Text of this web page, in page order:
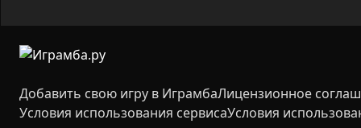
Добавить свою игру в ИграмбаЛицензионное
Условия использования сервисаУсловия